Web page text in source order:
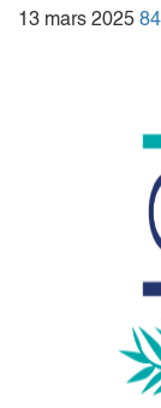
13 mars 2025